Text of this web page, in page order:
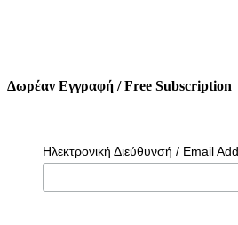
Δωρέαν Εγγραφή / Free Subscription
Ηλεκτρονική Διεύθυνσή / Email